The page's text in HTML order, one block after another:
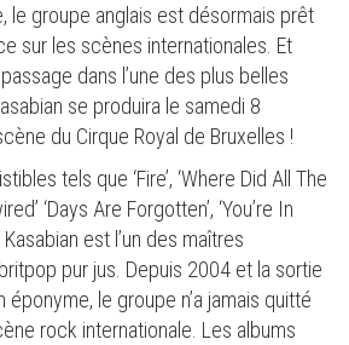
le groupe anglais est désormais prêt
sur les scènes internationales. Et
dans l’une des plus belles
se produira le samedi 8
du Cirque Royal de Bruxelles !
tels que ‘Fire’, ‘Where Did All The
‘Days Are Forgotten’, ‘You’re In
Kasabian est l’un des maîtres
pur jus. Depuis 2004 et la sortie
le groupe n’a jamais quitté
rock internationale. Les albums